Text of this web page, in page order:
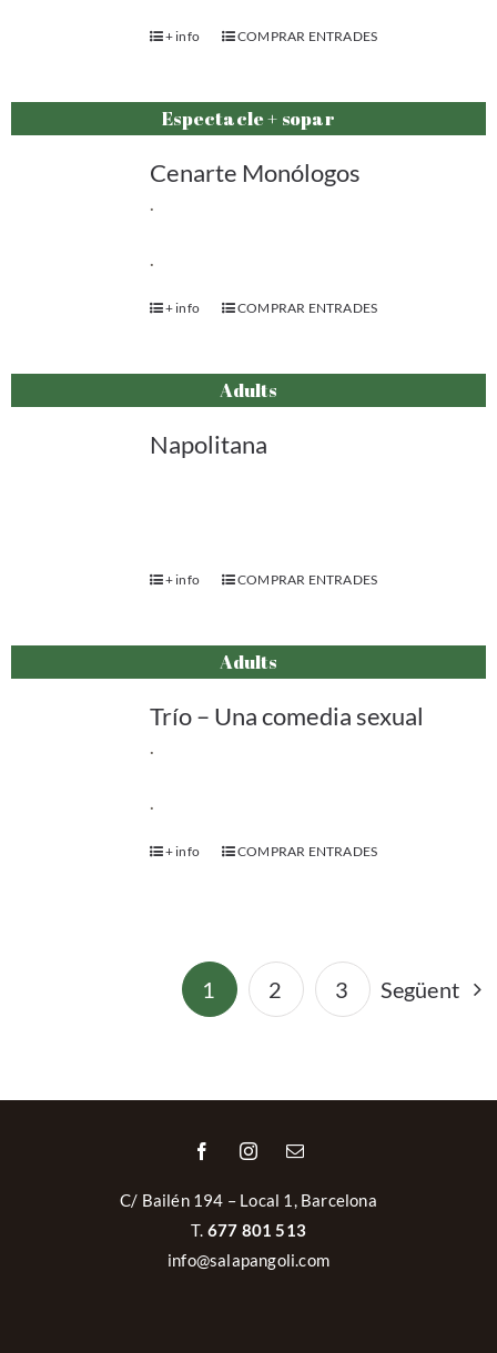
+ info COMPRAR ENTRADES
Espectacle + sopar
Cenarte Monólogos
.
.
+ info COMPRAR ENTRADES
Adults
Napolitana
+ info COMPRAR ENTRADES
Adults
Trío – Una comedia sexual
.
.
+ info COMPRAR ENTRADES
1 2 3 Següent
C/ Bailén 194 – Local 1, Barcelona
T. 677 801 513
info@salapangoli.com